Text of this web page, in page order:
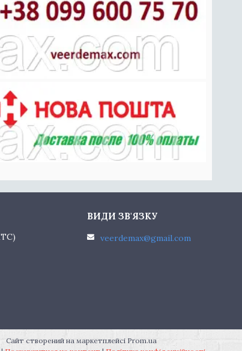
veerdemax@gmail.com
Сайт створений на маркетплейсі Prom.ua